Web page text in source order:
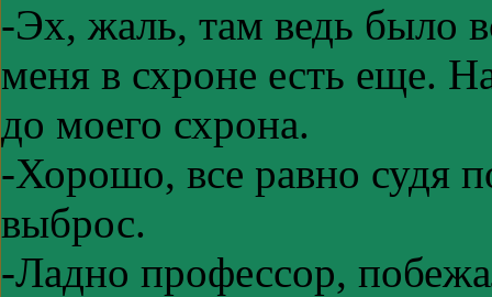
-Эх, жаль, там ведь было
меня в схроне есть еще.
до моего схрона.
-Хорошо, все равно судя
выброс.
-Ладно профессор,